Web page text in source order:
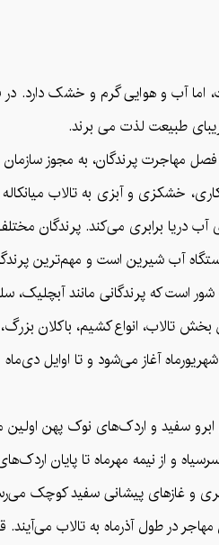
آب و هوایی گرم و خشک دارد. در
طبیعت لذت می برند.
در فصل مهاجرت پرندگان، به مجوز
خشکزی و آبزی به تالاب
دریا برابری می‌کند. پرندگان
آب شیرین است و مهم‌ترین
است که پرندگانی مانند آبچلیک،
تالاب، انواع کشیم، باکلان
سفید و اردک‌های نوک پهن اولین
و از نیمه مهرماه تا پایان
و غازهای پیشانی سفید کوچک
در طول آذرماه به تالاب